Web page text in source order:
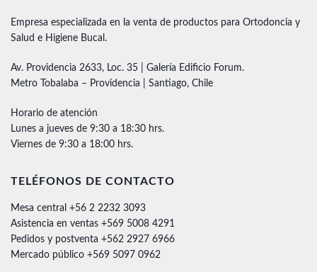
Empresa especializada en la venta de productos para Ortodoncia y
Salud e Higiene Bucal.
Av. Providencia 2633, Loc. 35 | Galería Edificio Forum.
Metro Tobalaba – Providencia | Santiago, Chile
Horario de atención
Lunes a jueves de 9:30 a 18:30 hrs.
Viernes de 9:30 a 18:00 hrs.
TELÉFONOS DE CONTACTO
Mesa central +56 2 2232 3093
Asistencia en ventas +569 5008 4291
Pedidos y postventa +562 2927 6966
Mercado público +569 5097 0962